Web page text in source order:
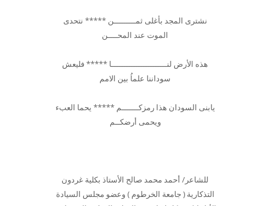
نشترى المجد بأغلى ثمـــــــــن ***** نتحدى
الموت عند المحــــن
هذه الأرض لنـــــــــــــــــــــــا ***** فليعش
سوداننا علماُ بين الامم
يابنى السودان هذا رمزكـــــــم ***** يحما العبء
ويحمى أرضكــم
للشاعر/ أحمد محمد صالح الأستاذ بكلية غردون
التذكارية ( جامعة الخرطوم ) وعضو مجلس السيادة